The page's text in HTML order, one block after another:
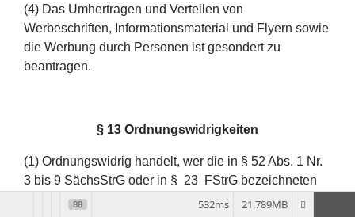
(4) Das Umhertragen und Verteilen von
Werbeschriften, Informationsmaterial und Flyern sowie
die Werbung durch Personen ist gesondert zu
beantragen.
§ 13 Ordnungswidrigkeiten
(1) Ordnungswidrig handelt, wer die in § 52 Abs. 1 Nr.
3 bis 9 SächsStrG oder in § 23 FStrG bezeichneten
Tatbestände erfüllt, unter anderem:
88 21.789MB
532ms